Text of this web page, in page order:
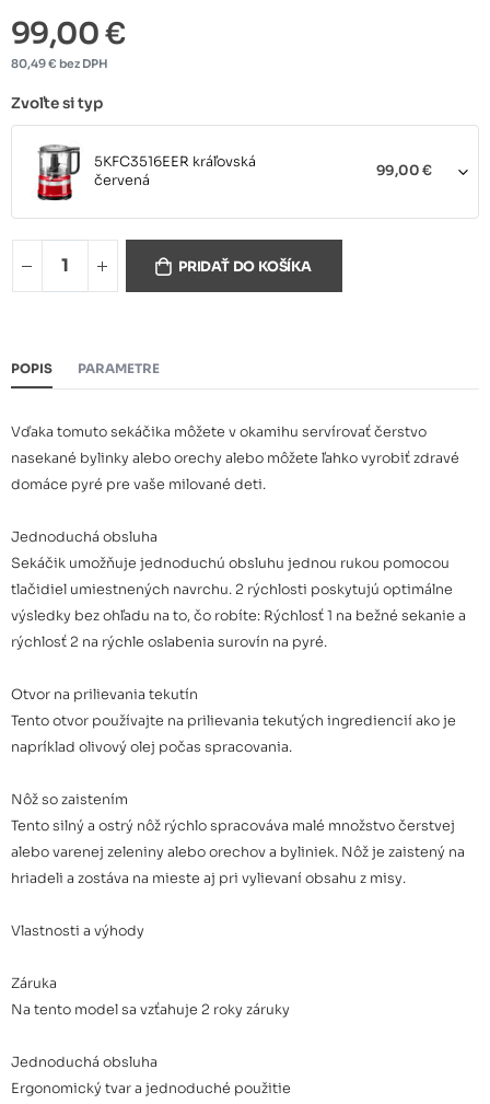
99,00 €
80,49 € bez DPH
Zvoľte si typ
5KFC3516EER kráľovská
červená
99,00 €
5KFC3516EAC mandľová
5KFC3516EOB čierna
PRIDAŤ DO KOŠÍKA
POPIS PARAMETRE
Vďaka tomuto sekáčika môžete v okamihu servírovať čerstvo
nasekané bylinky alebo orechy alebo môžete ľahko vyrobiť zdravé
domáce pyré pre vaše milované deti.
Jednoduchá obsluha
Sekáčik umožňuje jednoduchú obsluhu jednou rukou pomocou
tlačidiel umiestnených navrchu. 2 rýchlosti poskytujú optimálne
výsledky bez ohľadu na to, čo robíte: Rýchlosť 1 na bežné sekanie a
rýchlosť 2 na rýchle oslabenia surovín na pyré.
Otvor na prilievania tekutín
Tento otvor používajte na prilievania tekutých ingrediencií ako je
napríklad olivový olej počas spracovania.
Nôž so zaistením
Tento silný a ostrý nôž rýchlo spracováva malé množstvo čerstvej
alebo varenej zeleniny alebo orechov a byliniek. Nôž je zaistený na
hriadeli a zostáva na mieste aj pri vylievaní obsahu z misy.
Vlastnosti a výhody
Záruka
Na tento model sa vzťahuje 2 roky záruky
Jednoduchá obsluha
Ergonomický tvar a jednoduché použitie